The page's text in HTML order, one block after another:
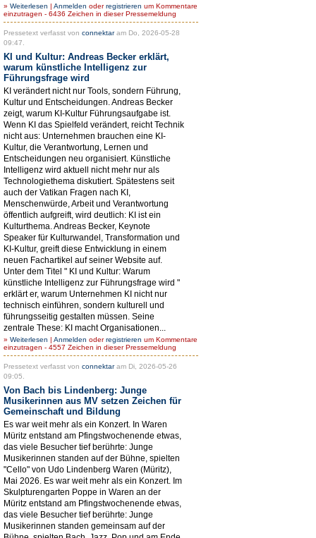
» Weiterlesen | Anmelden oderregistrieren um Kommentare
einzutragen - 6436 Zeichen in dieser Pressemeldung
Pressetext verfasst von connektaram Do, 2026-05-28
09:47.
KI und Kultur: Andreas Becker erklärt,
warum künstliche Intelligenz zur
Führungsfrage wird
KI verändert nicht nur Tools, sondern Führung,
Kultur und Entscheidungen. Andreas Becker
zeigt, warum KI-Kultur Führungsaufgabe ist.
Wenn KI das Spielfeld verändert, reicht Technik
nicht aus: Unternehmen brauchen eine KI-
Kultur, die Verantwortung, Lernen und
Entscheidungen neu organisiert. Künstliche
Intelligenz wird aktuell nicht mehr nur als
Technologiethema diskutiert. Spätestens seit
auch der Vatikan Fragen nach KI,
Menschenwürde, Arbeit und Verantwortung
öffentlich aufgreift, wird deutlich: KI ist ein
Kulturthema. Andreas Becker, Keynote
Speaker für Kulturwandel, Transformation und
KI-Kultur, greift diese Entwicklung in einem
neuen Fachartikel auf seiner Website auf.
Unter dem Titel " KI und Kultur: Warum
künstliche Intelligenz zur Führungsfrage wird "
erklärt er, warum Unternehmen KI nicht nur
technisch einführen, sondern kulturell und
führungsseitig gestalten müssen. Seine
zentrale These: KI macht Organisationen...
» Weiterlesen | Anmelden oderregistrieren um Kommentare
einzutragen - 4557 Zeichen in dieser Pressemeldung
Pressetext verfasst von connektaram Di, 2026-05-26
09:05.
Von Bach bis Lindenberg: Junge
Musikerinnen aus MV setzen Zeichen für
Gemeinschaft und Bildung
Es war weit mehr als ein Konzert. In Waren
Müritz entstand am Pfingstwochenende etwas,
das viele Besucher tief berührte: Junge
Musikerinnen standen auf der Bühne, spielten
"Cello" von Udo Lindenberg Waren (Müritz),
Mai 2026. Es war weit mehr als ein Konzert. Im
Skulpturengarten Poppe in Waren an der
Müritz entstand am Pfingstwochenende etwas,
das viele Besucher tief berührte: Junge
Musikerinnen standen gemeinsam auf der